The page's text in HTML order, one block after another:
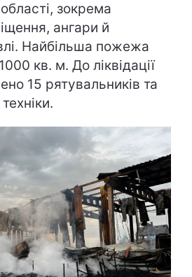
зокрема
ангари й
Найбільша пожежа
кв. м. До ліквідації
15 рятувальників та